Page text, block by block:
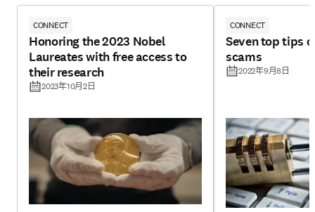
CONNECT
Honoring the 2023 Nobel
Laureates with free access to
their research
2023年10月2日
CONNECT
Seven top tips
scams
2022年9月8日